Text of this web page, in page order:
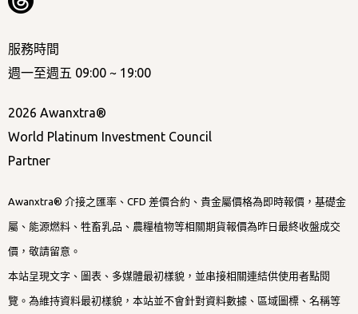
服務時間
週一至週五 09:00 ~ 19:00
2026 Awanxtra®
World Platinum Investment Council
Partner
Awanxtra® 介接之匯率、CFD 差價合約、貴金屬價格為即時報價，基礎金
屬、能源燃料、牲畜乳品、農糧植物等相關期貨報價為昨日最終收盤成交
價，敬請留意。
本站呈現文字、圖表、多媒體最初樣貌，並串接相關連結供使用者點閱
覽。為維持資料最初樣貌，本站並不會針對資料數據、區域圖標、名稱等